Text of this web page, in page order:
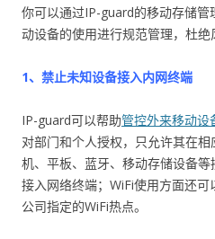
你可以通过IP-guard的移动存储
动设备的使用进行规范管理，杜绝
1、禁止未知设备接入内网终端
IP-guard可以帮助管控外来移动设
对部门和个人授权，只允许其在
机、平板、蓝牙、移动存储设备
接入网络终端；WiFi使用方面还
公司指定的WiFi热点。